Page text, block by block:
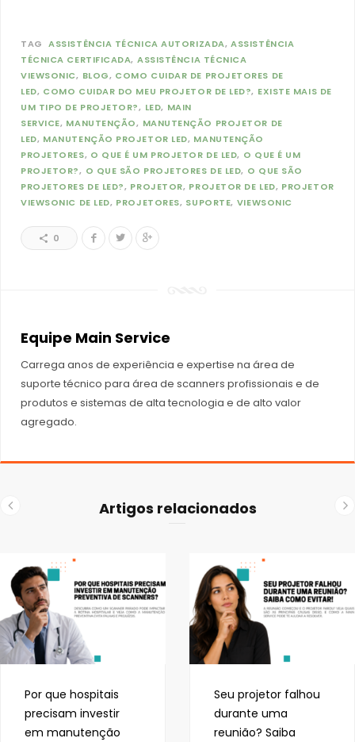
TAG ASSISTÊNCIA TÉCNICA AUTORIZADA ASSISTÊNCIA
TÉCNICA CERTIFICADA ASSISTÊNCIA TÉCNICA
VIEWSONIC
BLOG
COMO CUIDAR DE PROJETORES DE
LED COMO CUIDAR DO MEU PROJETOR DE LED? EXISTE MAIS DE
UM TIPO DE PROJETOR? LED MAIN
SERVICE MANUTENÇÃO
MANUTENÇÃO PROJETOR DE
LED MANUTENÇÃO PROJETOR LED MANUTENÇÃO
PROJETORES O QUE É UM PROJETOR DE LED O QUE É UM
PROJETOR?
O QUE SÃO PROJETORES DE LED O QUE SÃO
PROJETORES DE LED?
PROJETOR PROJETOR DE LED PROJETOR
VIEWSONIC DE LED PROJETORES SUPORTE VIEWSONIC
0
Equipe Main Service
Carrega anos de experiência e expertise na área de
suporte técnico para área de scanners profissionais e de
produtos e sistemas de alta tecnologia e de alto valor
agregado.
Artigos relacionados
Por que hospitais
precisam investir
em manutenção
Seu projetor falhou
durante uma
reunião? Saiba